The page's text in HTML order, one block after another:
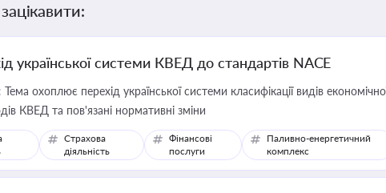
української системи КВЕД до стандартів NACE
Тема охоплює перехід української системи класифікації видів
КВЕД та пов'язані нормативні зміни
Страхова
діяльність
Фінансові
послуги
Паливно-енергетичний
комплекс